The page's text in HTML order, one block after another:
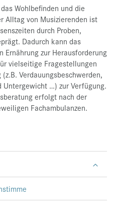
Wohlbefinden und die
Alltag von Musizierenden ist
durch Proben,
Dadurch kann das
Ernährung zur Herausforderung
vielseitige Fragestellungen
Verdauungsbeschwerden,
Untergewicht …) zur Verfügung.
erfolgt nach der
Fachambulanzen.